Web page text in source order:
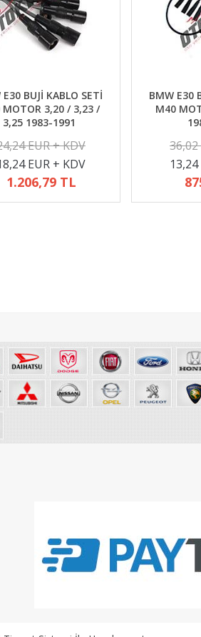
BUJİ KABLO SETİ
MOTOR 3,20 / 3,23 /
3,25 1983-1991
EUR + KDV
EUR + KDV
1.206,79 TL
BMW E30
M40
36,02